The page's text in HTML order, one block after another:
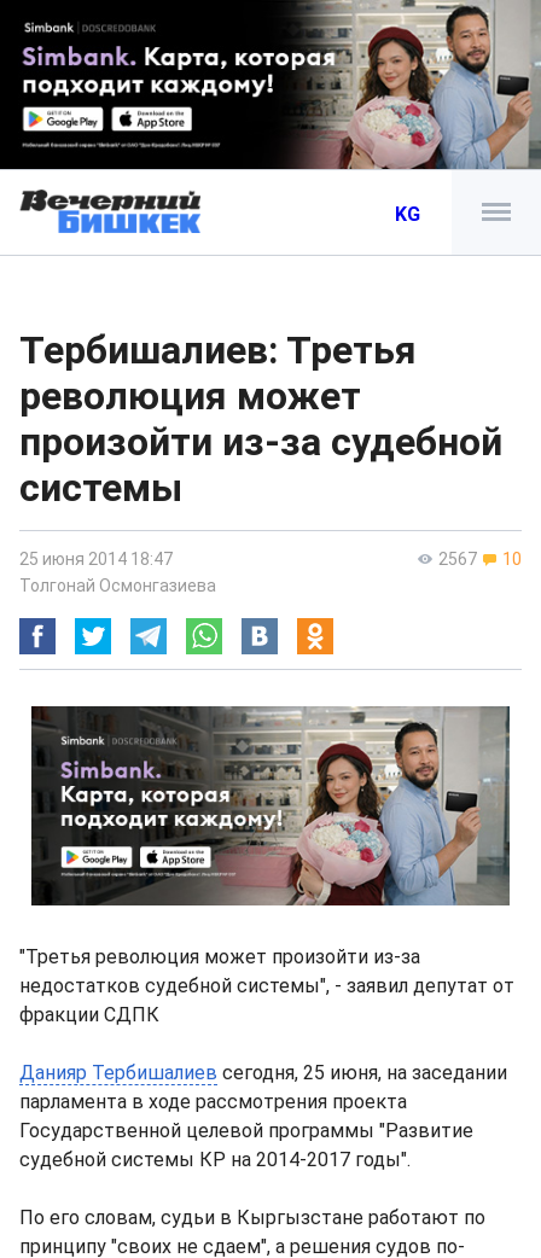
KG
Тербишалиев: Третья
революция может
произойти из-за судебной
системы
2567 10
25 июня 2014 18:47
Толгонай Осмонгазиева
"Третья революция может произойти из-за
недостатков судебной системы", - заявил депутат от
фракции СДПК
Данияр Тербишалиев сегодня, 25 июня, на заседании
парламента в ходе рассмотрения проекта
Государственной целевой программы "Развитие
судебной системы КР на 2014-2017 годы".
По его словам, судьи в Кыргызстане работают по
принципу "своих не сдаем", а решения судов по-